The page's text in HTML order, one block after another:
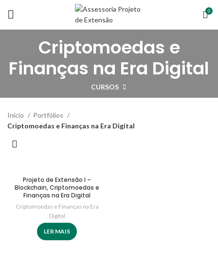
0
Criptomoedas e
Finanças na Era Digital
CURSOS
Início
Portfólios
Criptomoedas e Finanças na Era Digital
Projeto de Extensão I –
Blockchain, Criptomoedas e
Finanças na Era Digital
Criptomoedas e Finanças na Era
Digital
LER MAIS